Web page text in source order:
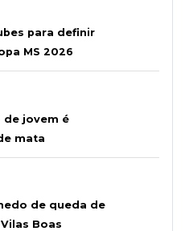
para definir
MS 2026
de jovem é
mata
de queda de
Boas